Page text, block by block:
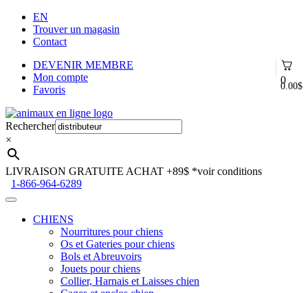
EN
Trouver un magasin
Contact
0
0.00$
DEVENIR MEMBRE
Mon compte
Favoris
Aller
à
la
navigation
Aller
au
contenu
Rechercher
×
LIVRAISON GRATUITE ACHAT +89$ *voir conditions
1-866-964-6289
CHIENS
Nourritures pour chiens
Os et Gateries pour chiens
Bols et Abreuvoirs
Jouets pour chiens
Collier, Harnais et Laisses chien